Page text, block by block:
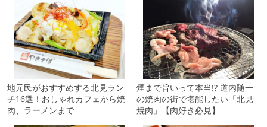
地元民がおすすめする北見ラン
チ16選！おしゃれカフェから焼
肉、ラーメンまで
煙まで旨いって本当!? 道内随一
の焼肉の街で堪能したい「北見
焼肉」【肉好き必見】